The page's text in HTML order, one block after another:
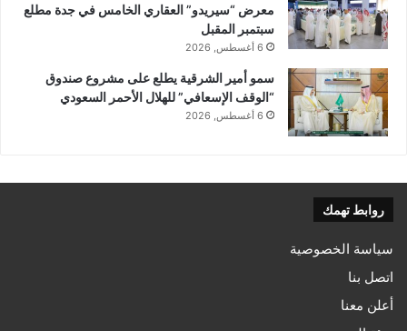
معرض “سيريدو” العقاري الخامس في جدة مطلع
سبتمبر المقبل
6 أغسطس, 2026
سمو أمير الشرقية يطلع على مشروع صندوق
“الوقف الإسعافي” للهلال الأحمر السعودي
6 أغسطس, 2026
روابط تهمك
سياسة الخصوصية
اتصل بنا
أعلن معنا